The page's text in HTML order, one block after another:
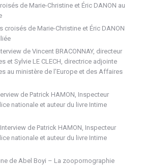
de Marie-Christine et Éric DANON au
croisés de Marie-Christine et Éric DANON
de Vincent BRACONNAY, directeur
et Sylvie LE CLECH, directrice adjointe
au ministère de l’Europe et des Affaires
de Patrick HAMON, Inspecteur
nationale et auteur du livre Intime
Interview de Patrick HAMON, Inspecteur
nationale et auteur du livre Intime
de Abel Boyi – La zoopornographie